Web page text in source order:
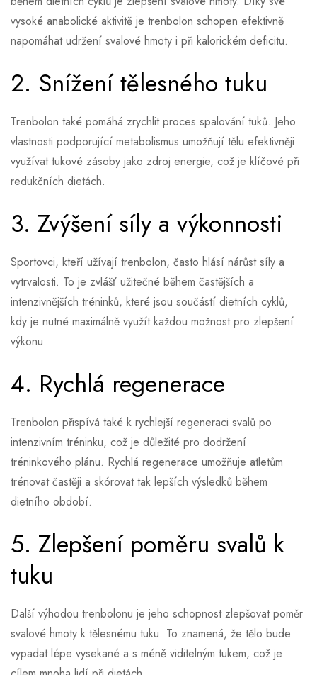
vysoké anabolické aktivitě je trenbolon schopen efektivně
napomáhat udržení svalové hmoty i při kalorickém deficitu.
2. Snížení tělesného tuku
Trenbolon také pomáhá zrychlit proces spalování tuků. Jeho
vlastnosti podporující metabolismus umožňují tělu efektivněji
využívat tukové zásoby jako zdroj energie, což je klíčové při
redukčních dietách.
3. Zvýšení síly a výkonnosti
Sportovci, kteří užívají trenbolon, často hlásí nárůst síly a
vytrvalosti. To je zvlášť užitečné během častějších a
intenzivnějších tréninků, které jsou součástí dietních cyklů,
kdy je nutné maximálně využít každou možnost pro zlepšení
výkonu.
4. Rychlá regenerace
Trenbolon přispívá také k rychlejší regeneraci svalů po
intenzivním tréninku, což je důležité pro dodržení
tréninkového plánu. Rychlá regenerace umožňuje atletům
trénovat častěji a skórovat tak lepších výsledků během
dietního období.
5. Zlepšení poměru svalů k
tuku
Další výhodou trenbolonu je jeho schopnost zlepšovat poměr
svalové hmoty k tělesnému tuku. To znamená, že tělo bude
vypadat lépe vysekané a s méně viditelným tukem, což je